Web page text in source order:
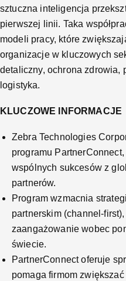
sztuczna inteligencja
pierwszej linii. Taka
modeli pracy, które
organizacje w kluczowych
detaliczny, ochrona zdrowia,
logistyka.
KLUCZOWE INFORMACJE
Zebra Technologies
programu
wspólnych sukcesów z
partnerów.
Program wzmacnia
partnerskim (channel-
zaangażowanie wobec
świecie.
PartnerConnect oferuje
pomaga firmom